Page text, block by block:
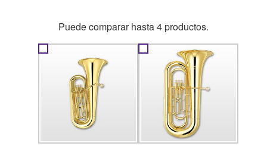
Puede comparar hasta 4 productos.